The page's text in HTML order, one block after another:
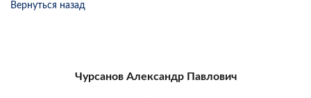
Вернуться назад
Чурсанов Александр Павлович